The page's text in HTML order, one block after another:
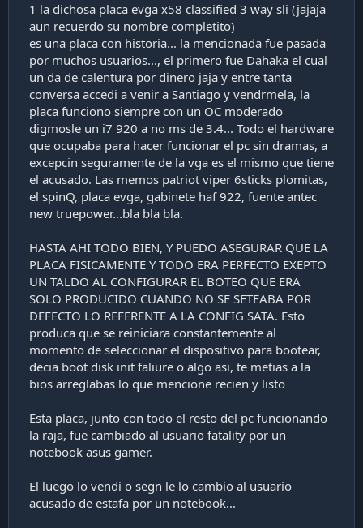
1 la dichosa placa evga x58 classified 3 way sli (jajaja
aun recuerdo su nombre completito)
es una placa con historia... la mencionada fue pasada
por muchos usuarios..., el primero fue Dahaka el cual
un da de calentura por dinero jaja y entre tanta
conversa accedi a venir a Santiago y vendrmela, la
placa funciono siempre con un OC moderado
digmosle un i7 920 a no ms de 3.4... Todo el hardware
que ocupaba para hacer funcionar el pc sin dramas, a
excepcin seguramente de la vga es el mismo que tiene
el acusado. Las memos patriot viper 6sticks plomitas,
el spinQ, placa evga, gabinete haf 922, fuente antec
new truepower...bla bla bla.
HASTA AHI TODO BIEN, Y PUEDO ASEGURAR QUE LA
PLACA FISICAMENTE Y TODO ERA PERFECTO EXEPTO
UN TALDO AL CONFIGURAR EL BOTEO QUE ERA
SOLO PRODUCIDO CUANDO NO SE SETEABA POR
DEFECTO LO REFERENTE A LA CONFIG SATA. Esto
produca que se reiniciara constantemente al
momento de seleccionar el dispositivo para bootear,
decia boot disk init faliure o algo asi, te metias a la
bios arreglabas lo que mencione recien y listo
Esta placa, junto con todo el resto del pc funcionando
la raja, fue cambiado al usuario fatality por un
notebook asus gamer.
El luego lo vendi o segn le lo cambio al usuario
acusado de estafa por un notebook...